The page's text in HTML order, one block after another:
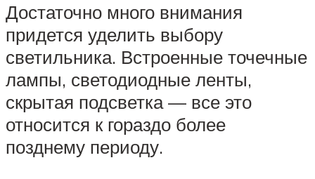
Достаточно много внимания
придется уделить выбору
светильника. Встроенные точечные
лампы, светодиодные ленты,
скрытая подсветка — все это
относится к гораздо более
позднему периоду.